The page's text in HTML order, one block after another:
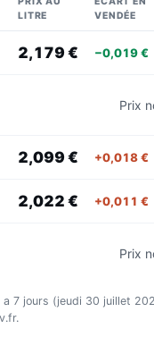
LITRE
VENDÉE
2,179 € −0,019 €
Prix
2,099 € +0,018 €
2,022 € +0,011 €
Prix
a 7 jours (jeudi 30 juillet